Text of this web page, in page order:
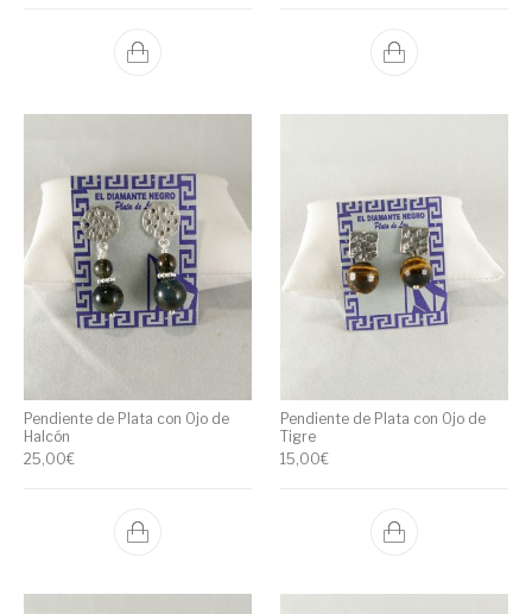
Pendiente de Plata con Ojo de
Halcón
25,00€
Pendiente de Plata con Ojo de
Tigre
15,00€